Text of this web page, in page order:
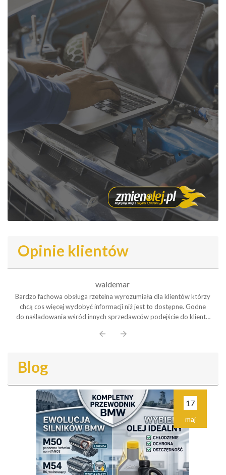
Opinie klientów
waldemar
Bardzo fachowa obsługa rzetelna wyrozumiała dla klientów którzy
chcą cos więcej wydobyć informacji niż jest to dostępne. Godne
do naśladowania wśród innych sprzedawców podejście do klienta
arrow_back arrow_forward
Blog
17
maj